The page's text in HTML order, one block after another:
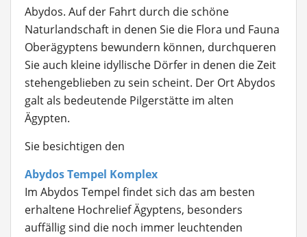
Abydos. Auf der Fahrt durch die schöne
Naturlandschaft in denen Sie die Flora und Fauna
Oberägyptens bewundern können, durchqueren
Sie auch kleine idyllische Dörfer in denen die Zeit
stehengeblieben zu sein scheint. Der Ort Abydos
galt als bedeutende Pilgerstätte im alten
Ägypten.
Sie besichtigen den
Abydos Tempel Komplex
Im Abydos Tempel findet sich das am besten
erhaltene Hochrelief Ägyptens, besonders
auffällig sind die noch immer leuchtenden